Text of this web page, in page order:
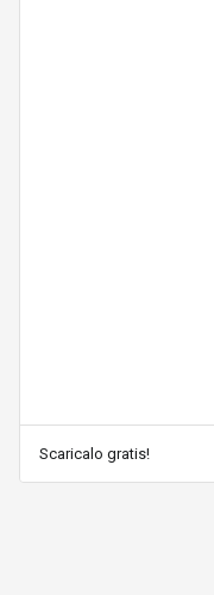
Scaricalo gratis!